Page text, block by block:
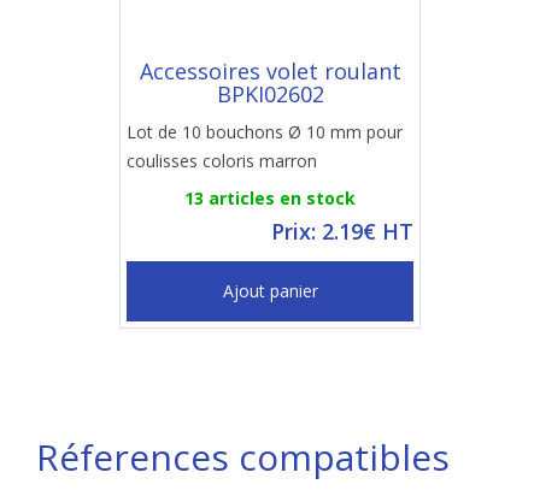
Accessoires volet roulant
BPKI02602
Lot de 10 bouchons Ø 10 mm pour
coulisses coloris marron
13 articles en stock
Prix: 2.19€ HT
Ajout panier
Réferences compatibles